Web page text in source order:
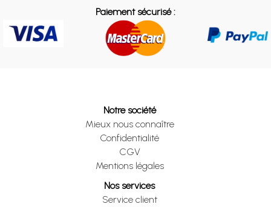
Paiement sécurisé :
Notre société
Mieux nous connaître
Confidentialité
CGV
Mentions légales
Nos services
Service client